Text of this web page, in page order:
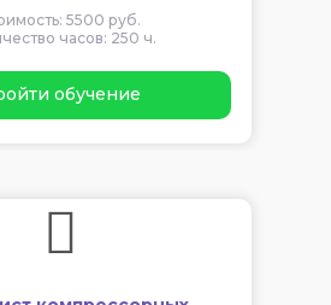
5500 руб.
часов: 250 ч.
обучение